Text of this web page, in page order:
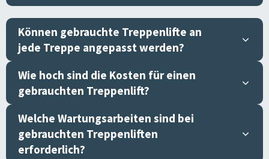
Können gebrauchte Treppenlifte an
jede Treppe angepasst werden?
Wie hoch sind die Kosten für einen
gebrauchten Treppenlift?
Welche Wartungsarbeiten sind bei
gebrauchten Treppenliften
erforderlich?